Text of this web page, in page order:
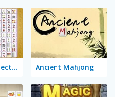
Mahjong Connect Classic Ancient Mahjong